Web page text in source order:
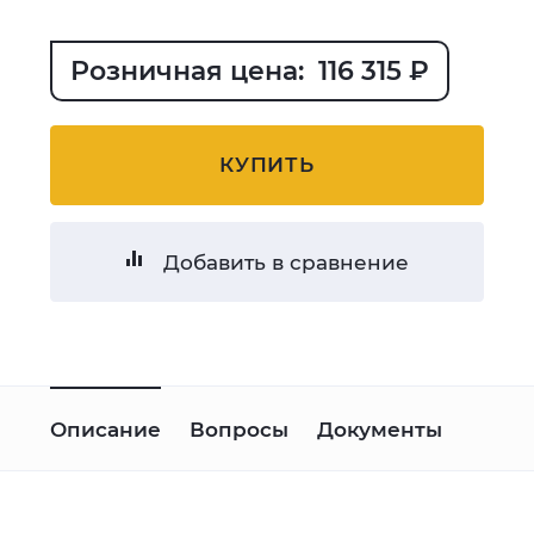
Розничная цена: 116 315 ₽
КУПИТЬ
Добавить в сравнение
Описание Вопросы Документы